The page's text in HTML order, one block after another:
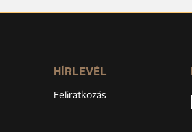
HÍRLEVÉL
Feliratkozás